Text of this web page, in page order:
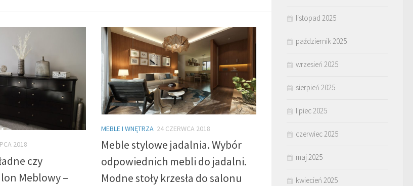
2018
czy
Meblowy –
MEBLE I WNĘTRZA 24 CZERWCA 2018
Meble stylowe jadalnia. Wybór
odpowiednich mebli do jadalni.
Modne stoły krzesła do salonu
listopad 2025
październik 2025
wrzesień 2025
sierpień 2025
lipiec 2025
czerwiec 2025
maj 2025
kwiecień 2025